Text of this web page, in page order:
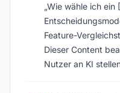
„Wie wähle ich ein
Feature-
Dieser Content
Nutzer an KI